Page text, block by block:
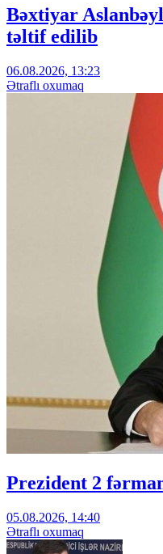
Bəxtiyar
təltif edilib
06.08.2026, 13:23
Ətraflı oxumaq
Prezident 2
05.08.2026, 14:40
Ətraflı oxumaq